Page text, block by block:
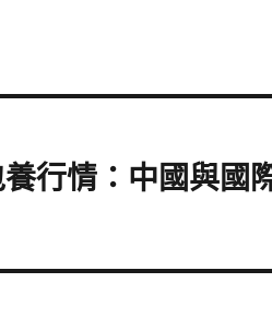
養行情：中國與